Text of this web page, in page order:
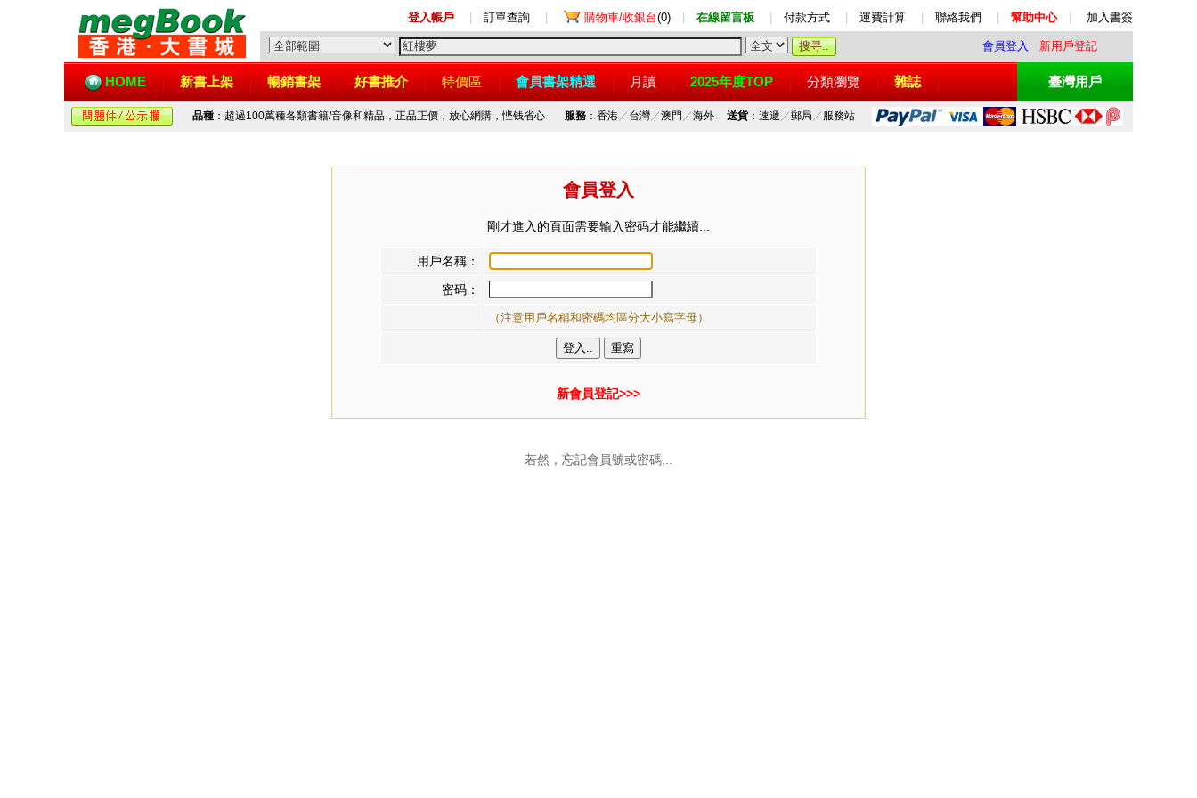
登入帳戶 訂單查詢 購物車/收銀台(0) 在線留言板 付款方式 運費計算 聯絡我們 幫助中心 加入書簽
會員登入 新用戶登記
HOME 新書上架 暢銷書架 好書推介 特價區 會員書架精選 月讀 2025年度TOP 分類瀏覽 雜誌 臺灣用戶
品種 ：超過100萬種各類書籍/音像和精品，正品正價，放心網購，悭钱省心 服務：香港／ 台灣／澳門 ／海外 送貨：速遞 ／郵局 ／ 服務站
會員登入
剛才進入的頁面需要输入密码才能繼續...
用戶名稱：
密码：
（注意用戶名稱和密碼均區分大小寫字母）
新會員登記>>>
若然，忘記會員號或密碼,..